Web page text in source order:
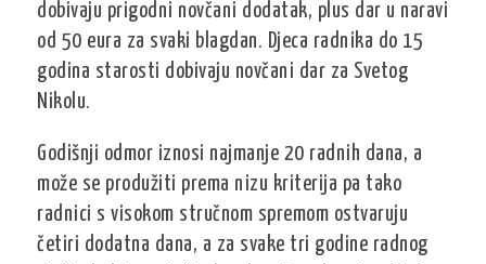
dobivaju prigodni novčani dodatak, plus dar u naravi
od 50 eura za svaki blagdan. Djeca radnika do 15
godina starosti dobivaju novčani dar za Svetog
Nikolu.
Godišnji odmor iznosi najmanje 20 radnih dana, a
može se produžiti prema nizu kriterija pa tako
radnici s visokom stručnom spremom ostvaruju
četiri dodatna dana, a za svake tri godine radnog